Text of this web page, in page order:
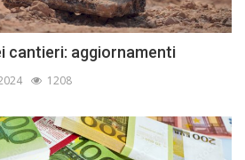
cantieri: aggiornamenti
1208